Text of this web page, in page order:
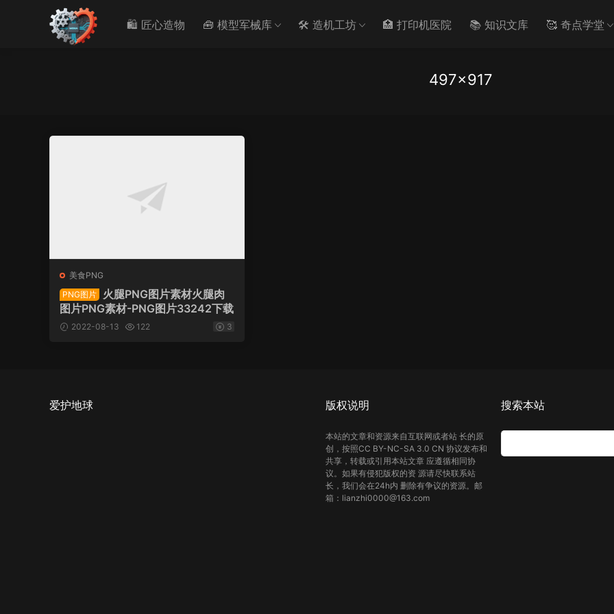
🛍️ 匠心造物 🧰 模型军械库 🛠️ 造机工坊 🏥 打印机医院 📚 知识文库 🥰 奇点学堂
497×917
美食PNG
PNG图片
火腿PNG图片素材火腿肉
图片PNG素材-PNG图片33242下载
2022-08-13 122 3
爱护地球 版权说明
本站的文章和资源来自互联网或者站 长的原
创，按照CC BY-NC-SA 3.0 CN 协议发布和
共享，转载或引用本站文章 应遵循相同协
议。如果有侵犯版权的资 源请尽快联系站
长，我们会在24h内 删除有争议的资源。邮
箱：lianzhi0000@163.com
搜索本站